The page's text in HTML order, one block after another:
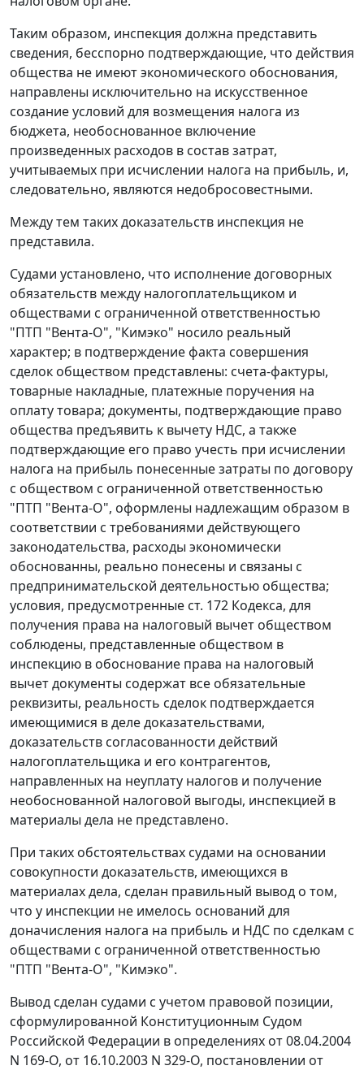
Таким образом, инспекция должна представить
сведения, бесспорно подтверждающие, что действия
общества не имеют экономического обоснования,
направлены исключительно на искусственное
создание условий для возмещения налога из
бюджета, необоснованное включение
произведенных расходов в состав затрат,
учитываемых при исчислении налога на прибыль, и,
следовательно, являются недобросовестными.
Между тем таких доказательств инспекция не
представила.
Судами установлено, что исполнение договорных
обязательств между налогоплательщиком и
обществами с ограниченной ответственностью
"ПТП "Вента-О", "Кимэко" носило реальный
характер; в подтверждение факта совершения
сделок обществом представлены: счета-фактуры,
товарные накладные, платежные поручения на
оплату товара; документы, подтверждающие право
общества предъявить к вычету НДС, а также
подтверждающие его право учесть при исчислении
налога на прибыль понесенные затраты по договору
с обществом с ограниченной ответственностью
"ПТП "Вента-О", оформлены надлежащим образом в
соответствии с требованиями действующего
законодательства, расходы экономически
обоснованны, реально понесены и связаны с
предпринимательской деятельностью общества;
условия, предусмотренные ст. 172 Кодекса, для
получения права на налоговый вычет обществом
соблюдены, представленные обществом в
инспекцию в обоснование права на налоговый
вычет документы содержат все обязательные
реквизиты, реальность сделок подтверждается
имеющимися в деле доказательствами,
доказательств согласованности действий
налогоплательщика и его контрагентов,
направленных на неуплату налогов и получение
необоснованной налоговой выгоды, инспекцией в
материалы дела не представлено.
При таких обстоятельствах судами на основании
совокупности доказательств, имеющихся в
материалах дела, сделан правильный вывод о том,
что у инспекции не имелось оснований для
доначисления налога на прибыль и НДС по сделкам с
обществами с ограниченной ответственностью
"ПТП "Вента-О", "Кимэко".
Вывод сделан судами с учетом правовой позиции,
сформулированной Конституционным Судом
Российской Федерации в определениях от 08.04.2004
N 169-O, от 16.10.2003 N 329-O, постановлении от